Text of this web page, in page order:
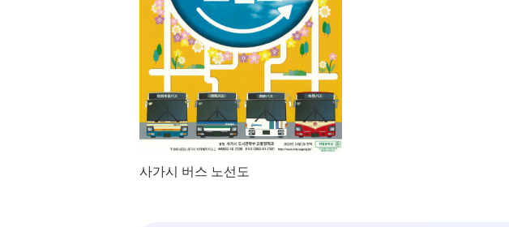
사가시 버스 노선도